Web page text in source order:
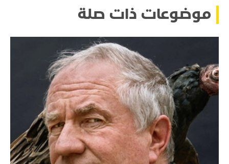
موضوعات ذات صلة